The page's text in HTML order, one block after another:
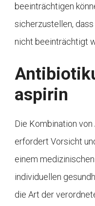
beeinträchtigen
sicherzustellen,
nicht beeinträchtigt
aspirin
Die Kombination
erfordert Vorsicht
einem
individuellen
die Art der